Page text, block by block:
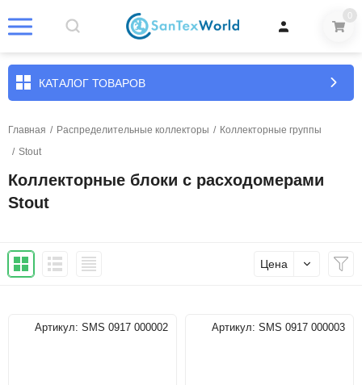
0
КАТАЛОГ ТОВАРОВ
Главная / Распределительные коллекторы / Коллекторные группы
/ Stout
Коллекторные блоки с расходомерами
Stout
Цена
Артикул: SMS 0917 000002 Артикул: SMS 0917 000003